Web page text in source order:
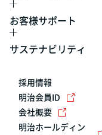
お客様サポート
サステナビリティ
採用情報
明治会員ID
会社概要
明治ホールディン